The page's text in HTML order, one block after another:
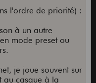
l'ordre de priorité) :
à un autre
mode preset ou
je joue souvent sur
au casque à la